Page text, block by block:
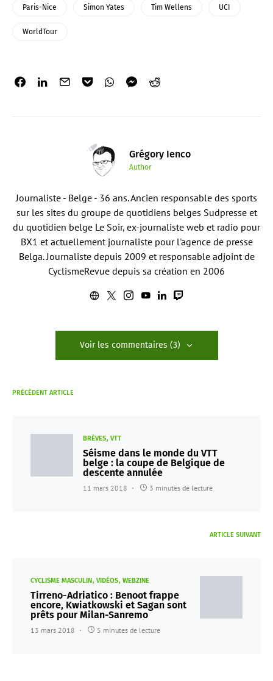
Paris-Nice Simon Yates Tim Wellens UCI
WorldTour
Grégory Ienco
Author
Journaliste - Belge - 36 ans. Ancien responsable des sports
sur les sites du groupe de quotidiens belges Sudpresse et
du quotidien belge Le Soir, ex-journaliste web et radio pour
BX1 et actuellement journaliste pour l'agence de presse
Belga. Journaliste depuis 2009 et responsable adjoint de
CyclismeRevue depuis sa création en 2006
Voir les commentaires (3)
PRÉCÉDENT ARTICLE
BRÈVES VTT
Séisme dans le monde du VTT
belge : la coupe de Belgique de
descente annulée
11 mars 2018 3 minutes de lecture
ARTICLE SUIVANT
CYCLISME MASCULIN VIDÉOS WEBZINE
Tirreno-Adriatico : Benoot frappe
encore, Kwiatkowski et Sagan sont
prêts pour Milan-Sanremo
13 mars 2018 5 minutes de lecture